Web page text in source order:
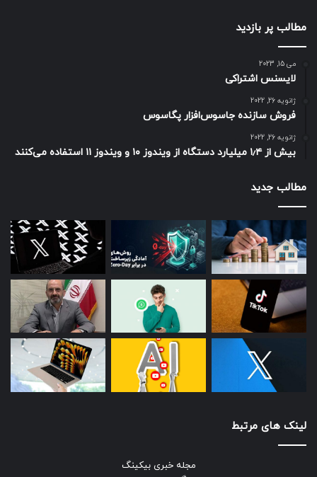
مطالب پر بازدید
می 15, 2023
لایسنس اشتراکی
ژانویه 26, 2022
فروش سازنده جاسوس‌افزار پگاسوس
ژانویه 26, 2022
بیش از ۱٫۴ میلیارد دستگاه از ویندوز ۱۰ و ویندوز ۱۱ استفاده می‌کنند
مطالب جدید
لینک های مرتبط
مجله خبری بیکینگ